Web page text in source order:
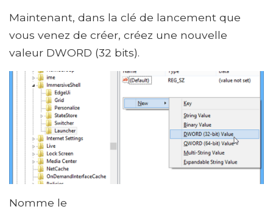
Maintenant, dans la clé de lancement que
vous venez de créer, créez une nouvelle
valeur DWORD (32 bits).
Nomme le